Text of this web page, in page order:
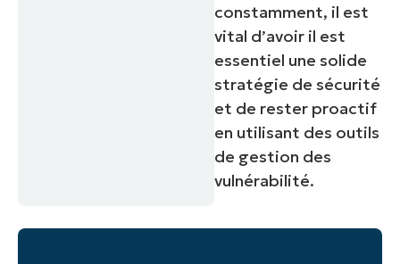
constamment, il est
vital d’avoir il est
essentiel une solide
stratégie de sécurité
et de rester proactif
en utilisant des outils
de gestion des
vulnérabilité.